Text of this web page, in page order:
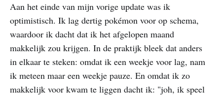
Aan het einde van mijn vorige update was ik
optimistisch. Ik lag dertig pokémon voor op schema,
waardoor ik dacht dat ik het afgelopen maand
makkelijk zou krijgen. In de praktijk bleek dat anders
in elkaar te steken: omdat ik een weekje voor lag, nam
ik meteen maar een weekje pauze. En omdat ik zo
makkelijk voor kwam te liggen dacht ik: "joh, ik speel